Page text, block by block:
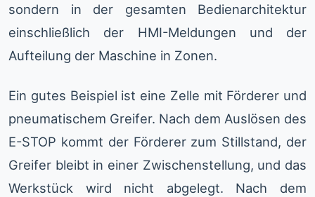
sondern in der gesamten Bedienarchitektur
einschließlich der HMI-Meldungen und der
Aufteilung der Maschine in Zonen.
Ein gutes Beispiel ist eine Zelle mit Förderer und
pneumatischem Greifer. Nach dem Auslösen des
E-STOP kommt der Förderer zum Stillstand, der
Greifer bleibt in einer Zwischenstellung, und das
Werkstück wird nicht abgelegt. Nach dem